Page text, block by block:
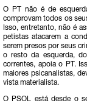
O PT não é de
comprovam todos os
Isso, entretanto, não é
petistas atacarem a
serem presos por seus
o resto da esquerda,
correntes, apoia o PT.
maiores psicanalistas,
vista materialista.
O PSOL está desde o